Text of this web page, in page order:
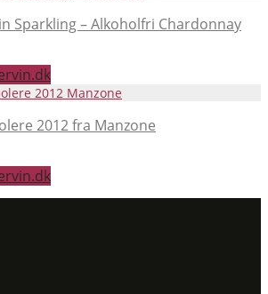
Sparkling – Alkoholfri Chardonnay
2012 fra Manzone